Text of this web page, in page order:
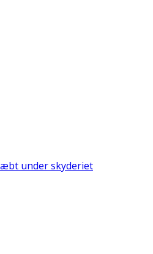
under skyderiet